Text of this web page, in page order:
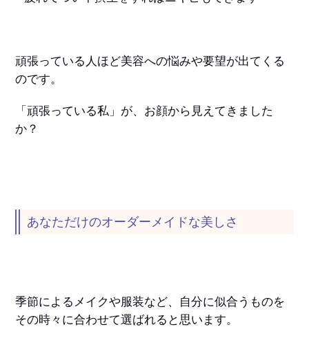
頑張っている人ほど美容への悩みや要望が出てくる
のです。
「頑張っている私」が、お顔から見えてきました
か？
あなただけのオーダーメイドな美しさ
季節によるメイクや服装など、自分に似合うものを
その時々に合わせて選ばれると思います。